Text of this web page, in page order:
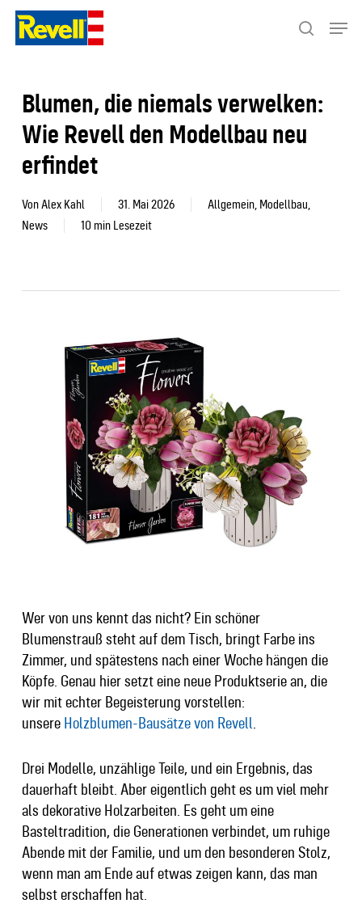
Skip
main
search
Menu
Blumen, die niemals verwelken:
Wie Revell den Modellbau neu
erfindet
VonAlex Kahl 31. Mai 2026 Allgemein, Modellbau,
News
10 min Lesezeit
Wer von uns kennt das nicht? Ein schöner
Blumenstrauß steht auf dem Tisch, bringt Farbe ins
Zimmer, und spätestens nach einer Woche hängen die
Köpfe. Genau hier setzt eine neue Produktserie an, die
wir mit echter Begeisterung vorstellen:
unsere Holzblumen-Bausätze von Revell.
Drei Modelle, unzählige Teile, und ein Ergebnis, das
dauerhaft bleibt. Aber eigentlich geht es um viel mehr
als dekorative Holzarbeiten. Es geht um eine
Basteltradition, die Generationen verbindet, um ruhige
Abende mit der Familie, und um den besonderen Stolz,
wenn man am Ende auf etwas zeigen kann, das man
selbst erschaffen hat.